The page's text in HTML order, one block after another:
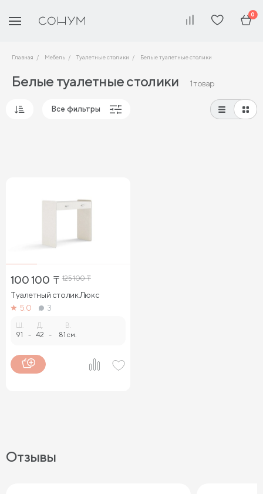
0
Главная Мебель Туалетные столики Белые туалетные столики
Белые туалетные столики 1 товар
Все фильтры
100 100 ₸ 125 100₸
Туалетный столик Люкс
5.0
3
Ш.
91 -
Д.
42 -
В.
81 см.
Отзывы